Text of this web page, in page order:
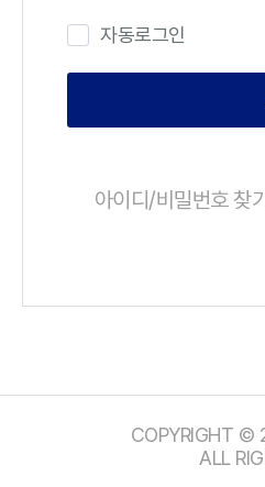
자동로그인
아이디/비밀번호 찾기
COPYRIGHT ©
ALL